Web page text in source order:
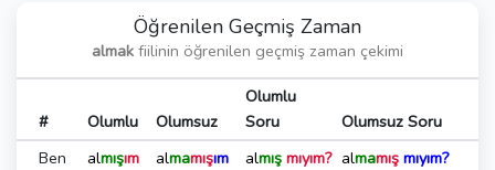
Öğrenilen Geçmiş Zaman
almak fiilinin öğrenilen geçmiş zaman çekimi
# Olumlu Olumsuz
Olumlu
Soru
Olumsuz Soru
Ben
almışım almamışım almış mıyım? almamış mıyım?